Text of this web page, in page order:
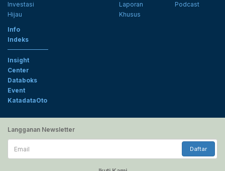
Investasi
Hijau
Laporan
Khusus
Podcast
Info
Indeks
Insight
Center
Databoks
Event
KatadataOto
Langganan Newsletter
Email
Daftar